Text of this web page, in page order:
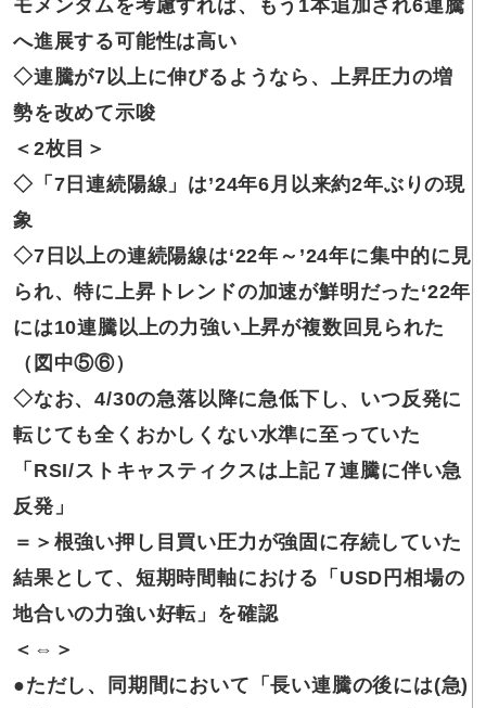
モメンタムを考慮すれば、もう1本追加され6連騰
へ進展する可能性は高い
◇連騰が7以上に伸びるようなら、上昇圧力の増
勢を改めて示唆
＜2枚目＞
◇「7日連続陽線」は’24年6月以来約2年ぶりの現
象
◇7日以上の連続陽線は‘22年～’24年に集中的に見
られ、特に上昇トレンドの加速が鮮明だった‘22年
には10連騰以上の力強い上昇が複数回見られた
（図中⑤⑥）
◇なお、4/30の急落以降に急低下し、いつ反発に
転じても全くおかしくない水準に至っていた
「RSI/ストキャスティクスは上記７連騰に伴い急
反発」
＝＞根強い押し目買い圧力が強固に存続していた
結果として、短期時間軸における「USD円相場の
地合いの力強い好転」を確認
＜⇔＞
●ただし、
同期間において「長い連騰の後には(急)